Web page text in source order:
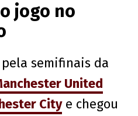
jogo no
semifinais da
United
Citye chegou